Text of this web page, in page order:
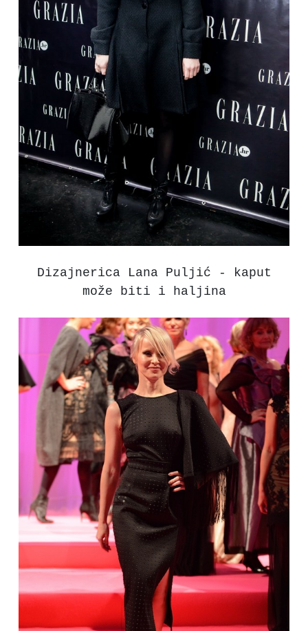
Dizajnerica Lana Puljić - kaput
može biti i haljina